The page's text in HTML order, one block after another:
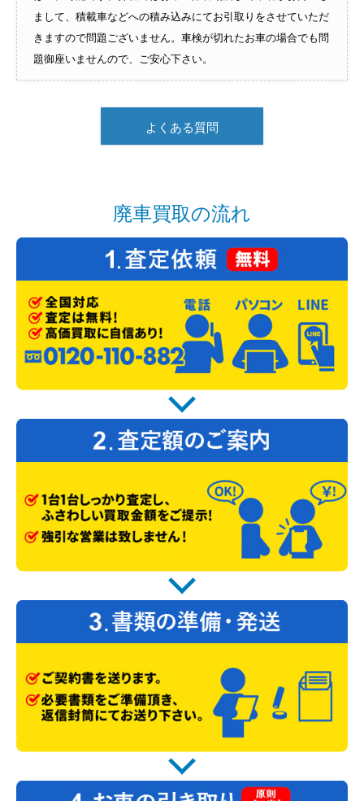
まして、積載車などへの積み込みにてお引取りをさせていただ
きますので問題ございません。車検が切れたお車の場合でも問
題御座いませんので、ご安心下さい。
よくある質問
廃車買取の流れ